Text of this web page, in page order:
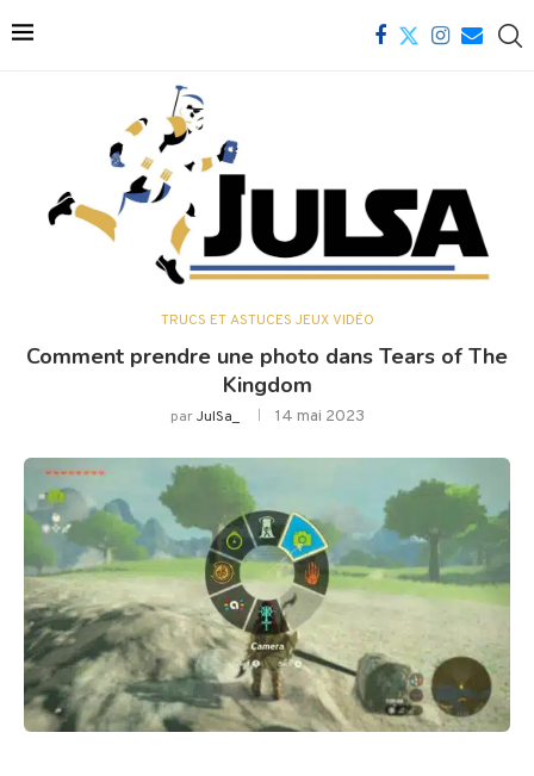
TRUCS ET ASTUCES JEUX VIDÉO
Comment prendre une photo dans Tears of The
Kingdom
parJulSa_ 14 mai 2023